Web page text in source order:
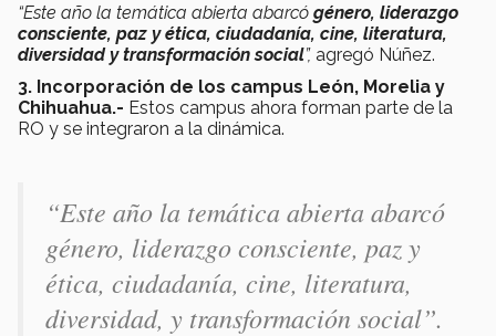
“Este año la temática abierta abarcó género, liderazgo
consciente, paz y ética, ciudadanía, cine, literatura,
diversidad y transformación social”, agregó Núñez.
3. Incorporación de los campus León, Morelia y
Chihuahua.- Estos campus ahora forman parte de la
RO y se integraron a la dinámica.
“Este año la temática abierta abarcó
género, liderazgo consciente, paz y
ética, ciudadanía, cine, literatura,
diversidad, y transformación social”.